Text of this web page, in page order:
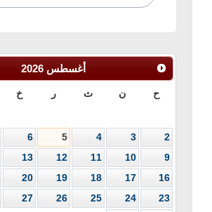
أغسطس 2026
ح ن ث ر خ
2
3
4
5
6
9
10
11
12
13
16
17
18
19
20
23
24
25
26
27